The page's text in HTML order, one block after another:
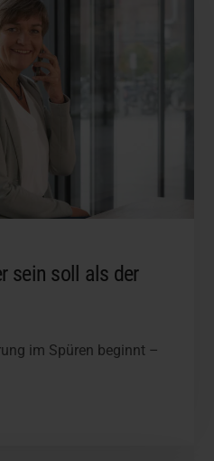
sein soll als der
im Spüren beginnt –